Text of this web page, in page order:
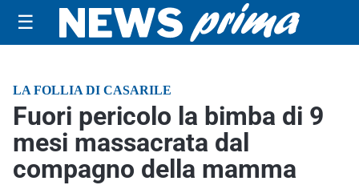
☰
LA FOLLIA DI CASARILE
Fuori pericolo la bimba di 9
mesi massacrata dal
compagno della mamma